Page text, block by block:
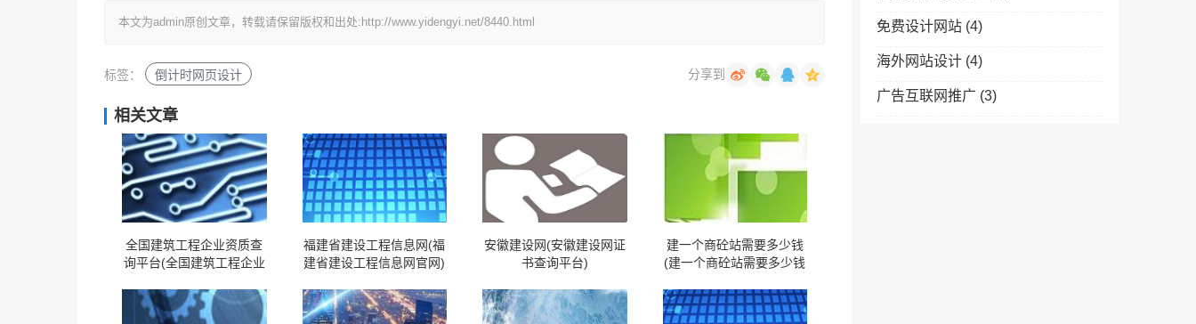
本文为admin原创文章，转载请保留版权和出处:http://www.yidengyi.net/8440.html
标签： 倒计时网页设计 分享到
相关文章
全国建筑工程企业资质查
询平台(全国建筑工程企业
福建省建设工程信息网(福
建省建设工程信息网官网)
安徽建设网(安徽建设网证
书查询平台)
建一个商砼站需要多少钱
(建一个商砼站需要多少钱
免费设计网站 (4)
海外网站设计 (4)
广告互联网推广 (3)